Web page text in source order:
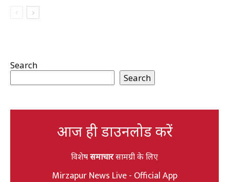
Search
Search
आज ही डाउनलोड करें
विशेषसमाचारसामग्री के लिए
Mirzapur News Live - Official App